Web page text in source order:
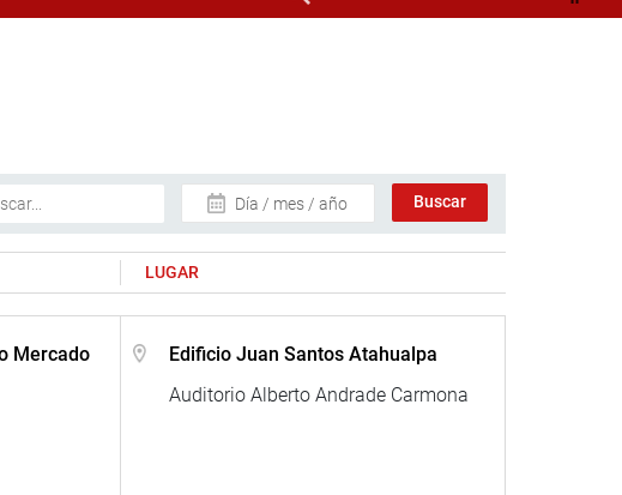
Día / mes / año
LUGAR
Mercado
Edificio Juan Santos Atahualpa
Auditorio Alberto Andrade Carmona